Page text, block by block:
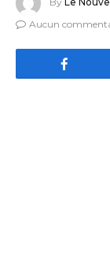
Aucun